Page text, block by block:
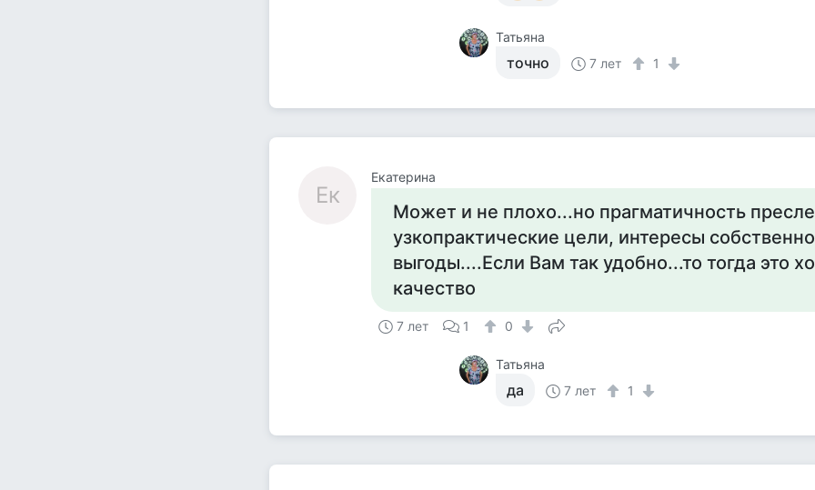
Татьяна
точно 7 лет 1
Ек
Екатерина
Может и не плохо...но прагматичность
узкопрактические цели, интересы
выгоды....Если Вам так удобно...то тогда это
качество
7 лет 1 0
Татьяна
да 7 лет 1